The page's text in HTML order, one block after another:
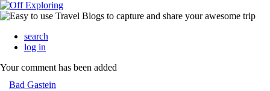
search
log in
Your comment has been added
Bad Gastein